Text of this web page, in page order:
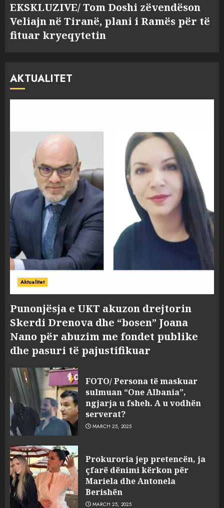
EKSKLUZIVE/ Tom Doshi zëvendëson
Veliajn në Tiranë, plani i Ramës për të
fituar kryeqytetin
AKTUALITET
Aktualitet
Punonjësja e UKT akuzon drejtorin
Skerdi Drenova dhe “bosen” Joana
Nano për abuzim me fondet publike
dhe pasuri të pajustifikuar
FOTO/ Persona të maskuar
sulmuan “One Albania”,
ngjarja u fsheh. A u vodhën
serverat?
MARCH 25, 2025
Prokuroria jep pretencën, ja
çfarë dënimi kërkon për
Mariela dhe Antonela
Berishën
MARCH 25, 2025